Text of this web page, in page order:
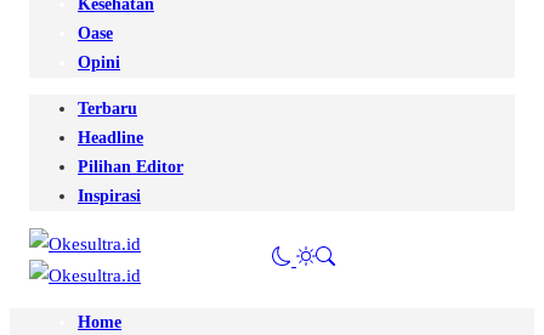
Kesehatan
Oase
Opini
Terbaru
Headline
Pilihan Editor
Inspirasi
Home